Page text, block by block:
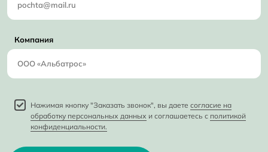
Компания
Нажимая кнопку "Заказать звонок", вы даете согласие на
обработку персональных данных и соглашаетесь с политикой
конфиденциальности.